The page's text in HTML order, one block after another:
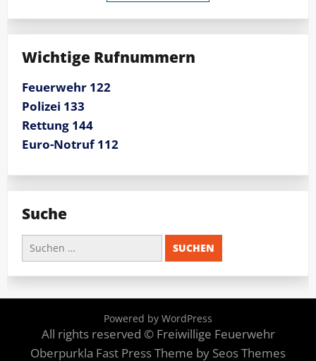
Wichtige Rufnummern
Feuerwehr 122
Polizei 133
Rettung 144
Euro-Notruf 112
Suche
Suchen
nach:
Powered by WordPress
All rights reserved © Freiwillige Feuerwehr
Oberpurkla Fast Press Theme by Seos Themes